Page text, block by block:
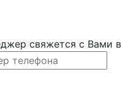
свяжется с Вами в